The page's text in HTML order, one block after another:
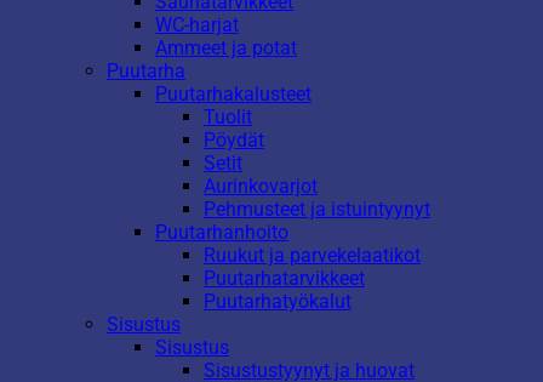
WC-harjat
Ammeet ja potat
Puutarha
Puutarhakalusteet
Tuolit
Pöydät
Setit
Aurinkovarjot
Pehmusteet ja istuintyynyt
Puutarhanhoito
Ruukut ja parvekelaatikot
Puutarhatarvikkeet
Puutarhatyökalut
Sisustus
Sisustus
Sisustustyynyt ja huovat